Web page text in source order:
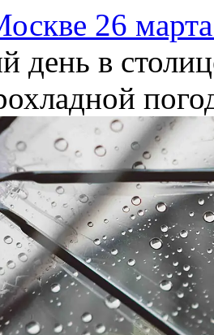
26
день в